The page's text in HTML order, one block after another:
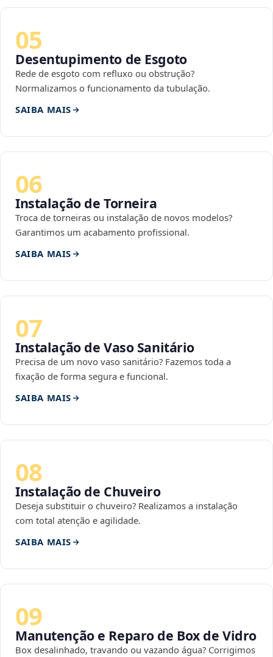
05
Desentupimento de Esgoto
Rede de esgoto com refluxo ou obstrução?
Normalizamos o funcionamento da tubulação.
SAIBA MAIS
06
Instalação de Torneira
Troca de torneiras ou instalação de novos modelos?
Garantimos um acabamento profissional.
SAIBA MAIS
07
Instalação de Vaso Sanitário
Precisa de um novo vaso sanitário? Fazemos toda a
fixação de forma segura e funcional.
SAIBA MAIS
08
Instalação de Chuveiro
Deseja substituir o chuveiro? Realizamos a instalação
com total atenção e agilidade.
SAIBA MAIS
09
Manutenção e Reparo de Box de Vidro
Box desalinhado, travando ou vazando água? Corrigimos